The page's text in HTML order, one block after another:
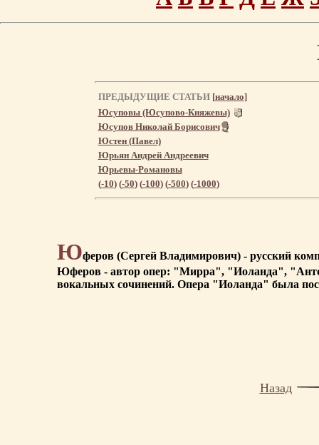
ПРЕДЫДУЩИЕ СТАТЬИ [начало]
Юсуповы (Юсупово-Княжевы)
Юсупов Николай Борисович
Юстен (Павел)
Юрьян Андрей Андреевич
Юрьевы-Романовы
(-10) (-50) (-100) (-500) (-1000)
Юферов (Сергей Владимирович) - русский
Юферов - автор опер: "Мирра", "Иоланда",
вокальных сочинений. Опера "Иоланда" была
Назад